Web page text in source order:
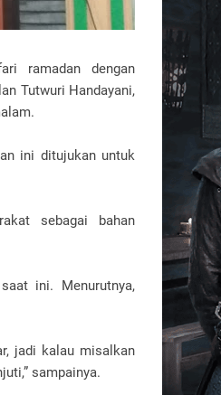
ramadan dengan
Tutwuri Handayani,
ini ditujukan untuk
sebagai bahan
ini. Menurutnya,
jadi kalau misalkan
sampainya.